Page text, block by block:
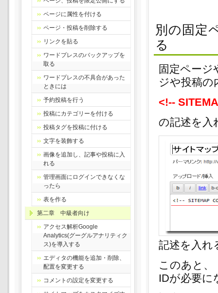
別の固定
る
固定ペー
ジや投稿の
<!--
の記述を入
記述を入れ
このあと、
IDが必要に
ページに属性を付ける
ページ・投稿を削除する
リンクを貼る
ワードプレスのバックアップを
取る
ワードプレスの不具合があった
ときには
予約投稿を行う
投稿にカテゴリーを付ける
投稿タグを投稿に付ける
文字を装飾する
画像を追加し、記事や投稿に入
れる
管理画面にログインできなくな
ったら
表を作る
第二章 中級者向け
アクセス解析Google
Analytics(グーグルアナリティク
ス)を導入する
エディタの機能を追加・削除、
配置を変更する
コメントの設定を変更する